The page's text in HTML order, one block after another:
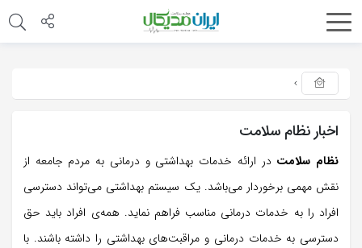
اخبار نظام سلامت
نظام سلامت در ارائه خدمات بهداشتی و درمانی به مردم جامعه از
نقش مهمی برخوردار می‌باشد. یک سیستم بهداشتی می‌تواند دسترسی
افراد را به خدمات درمانی مناسب فراهم نماید. همه‌ی افراد باید حق
دسترسی به خدمات درمانی و مراقبت‌های بهداشتی را داشته باشند. با